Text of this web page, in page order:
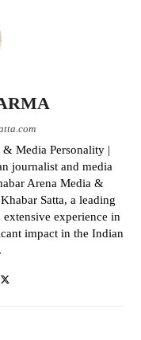
& Media Personality |
journalist and media
Arena Media &
Satta, a leading
experience in
impact in the Indian